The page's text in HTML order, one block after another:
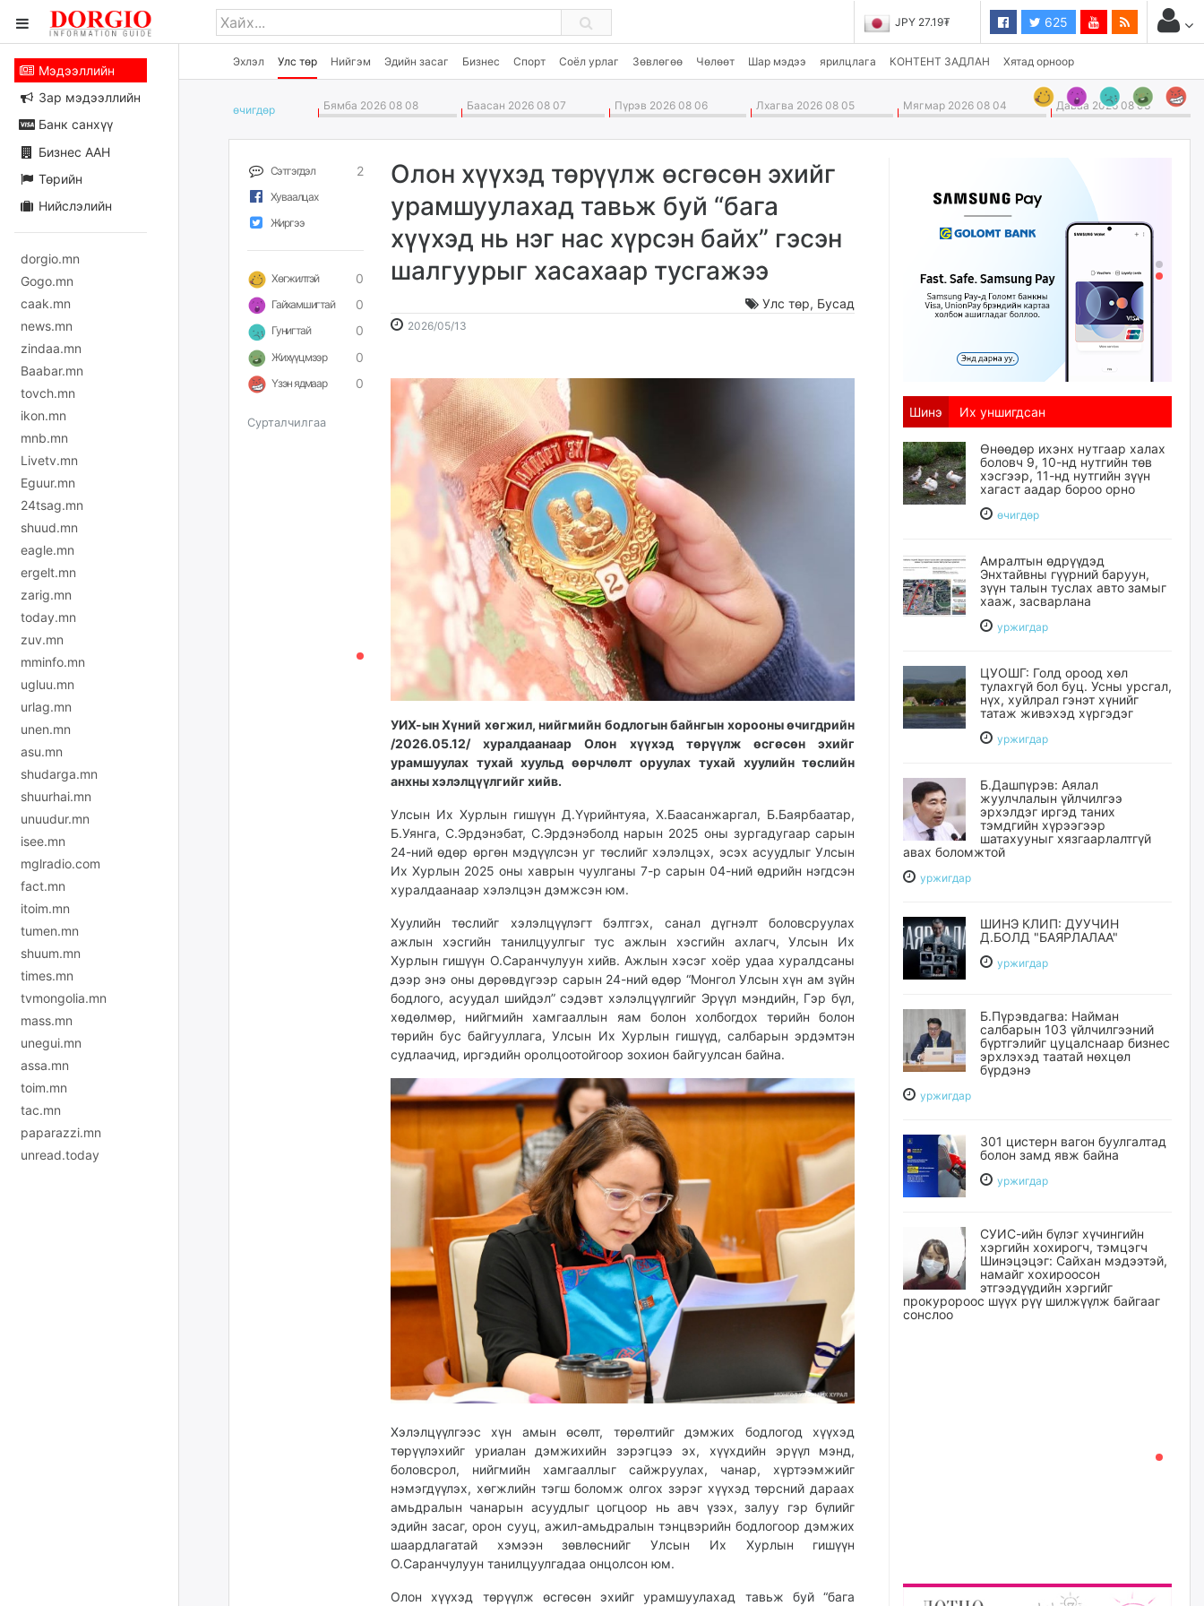
JPY 27.19₮ 625
Эхлэл Улс төр Нийгэм Эдийн засаг Бизнес Спорт Соёл урлаг Зөвлөгөө Чөлөөт Шар мэдээ ярилцлага КОНТЕНТ ЗАДЛАН Хятад орноор
Мэдээллийн
Зар мэдээллийн
Банк санхүү
Бизнес ААН
Төрийн
Нийслэлийн
dorgio.mn
Gogo.mn
caak.mn
news.mn
zindaa.mn
Baabar.mn
tovch.mn
ikon.mn
mnb.mn
Livetv.mn
Eguur.mn
24tsag.mn
shuud.mn
eagle.mn
ergelt.mn
zarig.mn
today.mn
zuv.mn
mminfo.mn
ugluu.mn
urlag.mn
unen.mn
asu.mn
shudarga.mn
shuurhai.mn
unuudur.mn
isee.mn
mglradio.com
fact.mn
itoim.mn
tumen.mn
shuum.mn
times.mn
tvmongolia.mn
mass.mn
unegui.mn
assa.mn
toim.mn
tac.mn
paparazzi.mn
unread.today
өчигдѳр Бямба 2026 08 08 Баасан 2026 08 07 Пүрэв 2026 08 06 Лхагва 2026 08 05 Мягмар 2026 08 04 Даваа 2026 08 03
Сэтгэгдэл 2
Хуваалцах
Жиргээ
Хөгжилтэй 0
Гайхамшигтай 0
Гунигтай 0
Жихүүцмээр 0
Үзэн ядмаар 0
Сурталчилгаа
Олон хүүхэд төрүүлж өсгөсөн эхийг
урамшуулахад тавьж буй “бага
хүүхэд нь нэг нас хүрсэн байх” гэсэн
шалгуурыг хасахаар тусгажээ
Улс төр, Бусад
2026/05/13
12:40:35
19:34:19
УИХ-ын Хүний хөгжил, нийгмийн бодлогын байнгын хорооны өчигдрийн
/2026.05.12/ хуралдаанаар Олон хүүхэд төрүүлж өсгөсөн эхийг
урамшуулах тухай хуульд өөрчлөлт оруулах тухай хуулийн төслийн
анхны хэлэлцүүлгийг хийв.
Улсын Их Хурлын гишүүн Д.Үүрийнтуяа, Х.Баасанжаргал, Б.Баярбаатар,
Б.Уянга, С.Эрдэнэбат, С.Эрдэнэболд нарын 2025 оны зургадугаар сарын
24-ний өдөр өргөн мэдүүлсэн уг төслийг хэлэлцэх, эсэх асуудлыг Улсын
Их Хурлын 2025 оны хаврын чуулганы 7-р сарын 04-ний өдрийн нэгдсэн
хуралдаанаар хэлэлцэн дэмжсэн юм.
Хуулийн төслийг хэлэлцүүлэгт бэлтгэх, санал дүгнэлт боловсруулах
ажлын хэсгийн танилцуулгыг тус ажлын хэсгийн ахлагч, Улсын Их
Хурлын гишүүн О.Саранчулуун хийв. Ажлын хэсэг хоёр удаа хуралдсаны
дээр энэ оны дөрөвдүгээр сарын 24-ний өдөр “Монгол Улсын хүн ам зүйн
бодлого, асуудал шийдэл” сэдэвт хэлэлцүүлгийг Эрүүл мэндийн, Гэр бүл,
хөдөлмөр, нийгмийн хамгааллын яам болон холбогдох төрийн болон
төрийн бус байгууллага, Улсын Их Хурлын гишүүд, салбарын эрдэмтэн
судлаачид, иргэдийн оролцоотойгоор зохион байгуулсан байна.
Хэлэлцүүлгээс хүн амын өсөлт, төрөлтийг дэмжих бодлогод хүүхэд
төрүүлэхийг уриалан дэмжихийн зэрэгцээ эх, хүүхдийн эрүүл мэнд,
боловсрол, нийгмийн хамгааллыг сайжруулах, чанар, хүртээмжийг
нэмэгдүүлэх, хөгжлийн тэгш боломж олгох зэрэг хүүхэд төрсний дараах
амьдралын чанарын асуудлыг цогцоор нь авч үзэх, залуу гэр бүлийг
эдийн засаг, орон сууц, ажил-амьдралын тэнцвэрийн бодлогоор дэмжих
шаардлагатай хэмээн зөвлөснийг Улсын Их Хурлын гишүүн
О.Саранчулуун танилцуулгадаа онцолсон юм.
Олон хүүхэд төрүүлж өсгөсөн эхийг урамшуулахад тавьж буй “бага
Шинэ Их уншигдсан
Өнөөдөр ихэнх нутгаар халах
боловч 9, 10-нд нутгийн төв
хэсгээр, 11-нд нутгийн зүүн
хагаст аадар бороо орно
өчигдѳр
Амралтын өдрүүдэд
Энхтайвны гүүрний баруун,
зүүн талын туслах авто замыг
хааж, засварлана
уржигдар
ЦУОШГ: Голд ороод хөл
тулахгүй бол буц. Усны урсгал,
нүх, хуйлрал гэнэт хүнийг
татаж живэхэд хүргэдэг
уржигдар
Б.Дашпүрэв: Аялал
жуулчлалын үйлчилгээ
эрхэлдэг иргэд таних
тэмдгийн хүрээгээр
шатахууныг хязгаарлалтгүй
авах боломжтой
уржигдар
ШИНЭ КЛИП: ДУУЧИН
Д.БОЛД "БАЯРЛАЛАА"
уржигдар
Б.Пүрэвдагва: Найман
салбарын 103 үйлчилгээний
бүртгэлийг цуцалснаар бизнес
эрхлэхэд таатай нөхцөл
бүрдэнэ
уржигдар
301 цистерн вагон буулгалтад
болон замд явж байна
уржигдар
СУИС-ийн бүлэг хүчингийн
хэргийн хохирогч, тэмцэгч
Шинэцэцэг: Сайхан мэдээтэй,
намайг хохироосон
этгээдүүдийн хэргийг
прокуророос шүүх рүү шилжүүлж байгааг
сонслоо